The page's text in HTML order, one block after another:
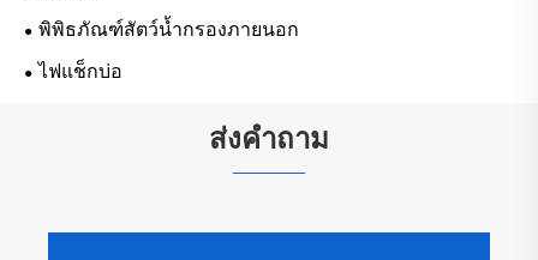
พิพิธภัณฑ์สัตว์น้ำกรองภายนอก
ไฟแช็กบ่อ
ส่งคำถาม